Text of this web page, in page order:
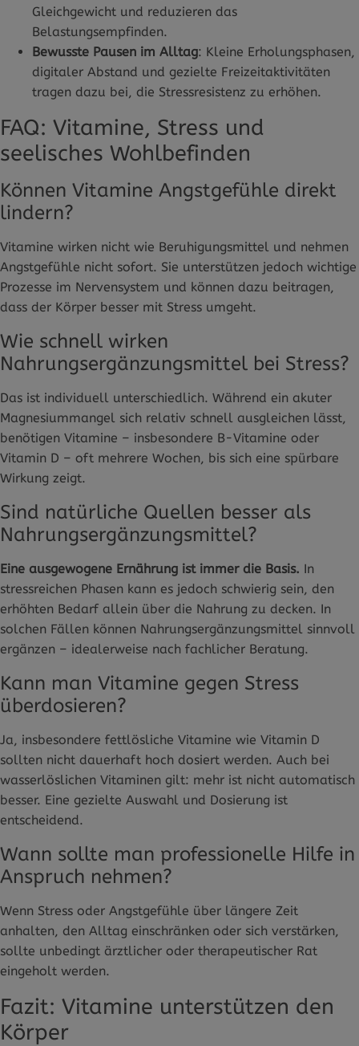
Gleichgewicht und reduzieren das
Belastungsempfinden.
Bewusste Pausen im Alltag: Kleine Erholungsphasen,
digitaler Abstand und gezielte Freizeitaktivitäten
tragen dazu bei, die Stressresistenz zu erhöhen.
FAQ: Vitamine, Stress und
seelisches Wohlbefinden
Können Vitamine Angstgefühle direkt
lindern?
Vitamine wirken nicht wie Beruhigungsmittel und nehmen
Angstgefühle nicht sofort. Sie unterstützen jedoch wichtige
Prozesse im Nervensystem und können dazu beitragen,
dass der Körper besser mit Stress umgeht.
Wie schnell wirken
Nahrungsergänzungsmittel bei Stress?
Das ist individuell unterschiedlich. Während ein akuter
Magnesiummangel sich relativ schnell ausgleichen lässt,
benötigen Vitamine – insbesondere B-Vitamine oder
Vitamin D – oft mehrere Wochen, bis sich eine spürbare
Wirkung zeigt.
Sind natürliche Quellen besser als
Nahrungsergänzungsmittel?
Eine ausgewogene Ernährung ist immer die Basis. In
stressreichen Phasen kann es jedoch schwierig sein, den
erhöhten Bedarf allein über die Nahrung zu decken. In
solchen Fällen können Nahrungsergänzungsmittel sinnvoll
ergänzen – idealerweise nach fachlicher Beratung.
Kann man Vitamine gegen Stress
überdosieren?
Ja, insbesondere fettlösliche Vitamine wie Vitamin D
sollten nicht dauerhaft hoch dosiert werden. Auch bei
wasserlöslichen Vitaminen gilt: mehr ist nicht automatisch
besser. Eine gezielte Auswahl und Dosierung ist
entscheidend.
Wann sollte man professionelle Hilfe in
Anspruch nehmen?
Wenn Stress oder Angstgefühle über längere Zeit
anhalten, den Alltag einschränken oder sich verstärken,
sollte unbedingt ärztlicher oder therapeutischer Rat
eingeholt werden.
Fazit: Vitamine unterstützen den
Körper